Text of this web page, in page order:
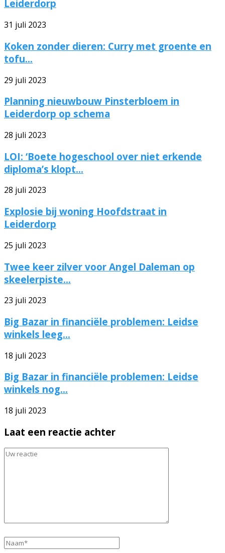
Leiderdorp
31 juli 2023
Koken zonder dieren: Curry met groente en
tofu...
29 juli 2023
Planning nieuwbouw Pinsterbloem in
Leiderdorp op schema
28 juli 2023
LOI: ‘Boete hogeschool over niet erkende
diploma’s klopt...
28 juli 2023
Explosie bij woning Hoofdstraat in
Leiderdorp
25 juli 2023
Twee keer zilver voor Angel Daleman op
skeelerpiste...
23 juli 2023
Big Bazar in financiële problemen: Leidse
winkels leeg...
18 juli 2023
Big Bazar in financiële problemen: Leidse
winkels nog...
18 juli 2023
Laat een reactie achter